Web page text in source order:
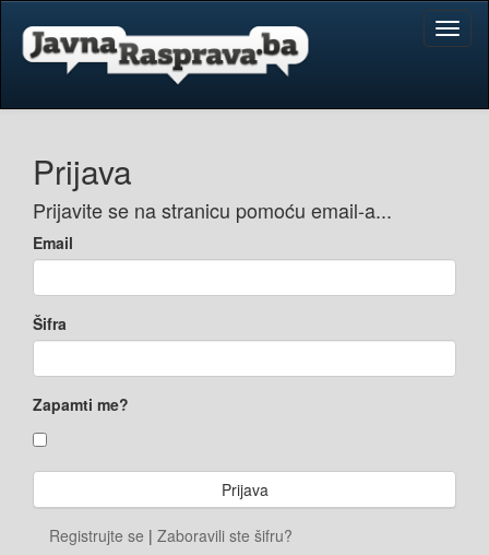
Prijava
Prijavite se na stranicu pomoću email-a...
Email
Šifra
Zapamti me?
Registrujte se | Zaboravili ste šifru?